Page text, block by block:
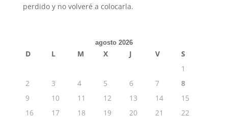
perdido y no volveré a colocarla.
agosto 2026
D L M X J V
S
1
2
3 4 5 6 7
8
9
10 11 12 13 14
15
16
17 18 19 20 21
22